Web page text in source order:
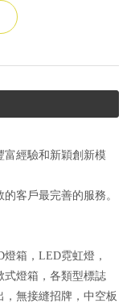
富經驗和新穎創新模
客戶最完善的服務。
箱，LED霓虹燈，
式燈箱，各類型標誌
無接縫招牌，中空板